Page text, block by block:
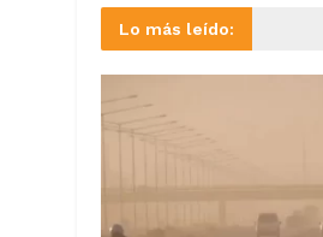
Lo más leído: